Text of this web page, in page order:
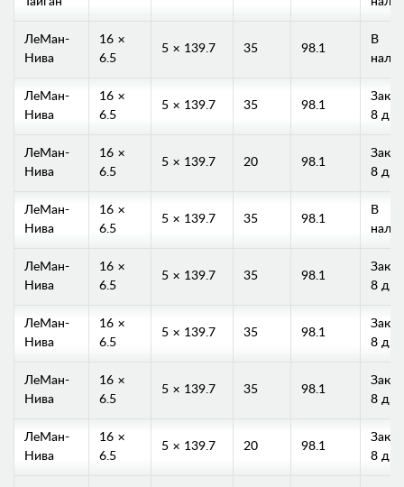
ЛеМан-
Нива
16 ×
6.5
5 × 139.7 35 98.1
В
ЛеМан-
Нива
16 ×
6.5
5 × 139.7 35 98.1
8
ЛеМан-
Нива
16 ×
6.5
5 × 139.7 20 98.1
8
ЛеМан-
Нива
16 ×
6.5
5 × 139.7 35 98.1
В
ЛеМан-
Нива
16 ×
6.5
5 × 139.7 35 98.1
8
ЛеМан-
Нива
16 ×
6.5
5 × 139.7 35 98.1
8
ЛеМан-
Нива
16 ×
6.5
5 × 139.7 35 98.1
8
ЛеМан-
Нива
16 ×
6.5
5 × 139.7 20 98.1
8